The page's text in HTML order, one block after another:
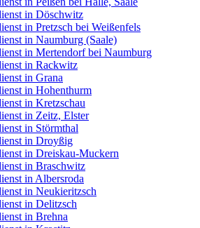
in Döschwitz
in Pretzsch bei Weißenfels
in Naumburg (Saale)
in Mertendorf bei Naumburg
in Rackwitz
in Grana
in Hohenthurm
in Kretzschau
in Zeitz, Elster
in Störmthal
in Droyßig
in Dreiskau-Muckern
in Braschwitz
in Albersroda
in Neukieritzsch
in Delitzsch
in Brehna